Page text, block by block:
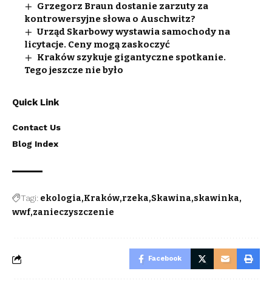
Grzegorz Braun dostanie zarzuty za
kontrowersyjne słowa o Auschwitz?
Urząd Skarbowy wystawia samochody na
licytacje. Ceny mogą zaskoczyć
Kraków szykuje gigantyczne spotkanie.
Tego jeszcze nie było
Quick Link
Contact Us
Blog Index
Tagi: ekologia Kraków rzeka Skawina skawinka
wwf zanieczyszczenie
Facebook